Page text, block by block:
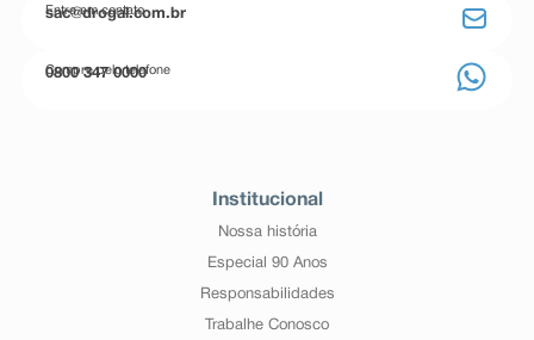
Entre em contato
sac@drogal.com.br
Compre pelo telefone
0800 347 0000
Institucional
Nossa história
Especial 90 Anos
Responsabilidades
Trabalhe Conosco